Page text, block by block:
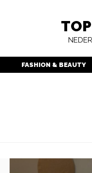
FASHION & BEAUTY